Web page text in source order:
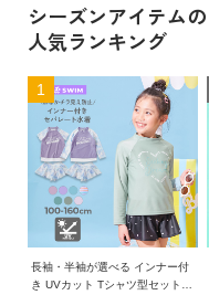
シーズンアイテムの
人気ランキング
1
長袖・半袖が選べる インナー付
き UVカット Tシャツ型セットア